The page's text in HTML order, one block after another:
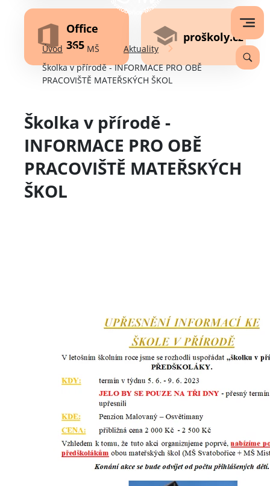
Office
365
proškoly.cz
Úvod MŠ
Aktuality
Školka v přírodě - INFORMACE PRO OBĚ
PRACOVIŠTĚ MATEŘSKÝCH ŠKOL
Školka v přírodě -
INFORMACE PRO OBĚ
PRACOVIŠTĚ MATEŘSKÝCH
ŠKOL